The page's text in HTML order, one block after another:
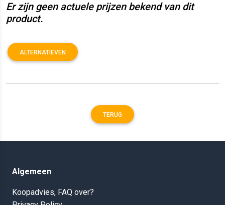
Er zijn geen actuele prijzen bekend van dit
product.
ALTERNATIEVEN
TERUG
Algemeen
Koopadvies, FAQ over?